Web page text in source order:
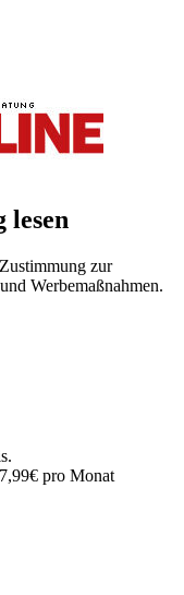
lesen
zur
Werbemaßnahmen.
pro Monat